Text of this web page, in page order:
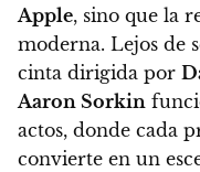
Apple, sino que la
moderna. Lejos de
cinta dirigida por
Aaron Sorkin
actos, donde cada
convierte en un